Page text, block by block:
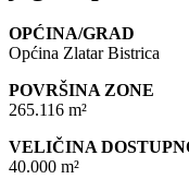
OPĆINA/GRAD
Općina Zlatar Bistrica
POVRŠINA ZONE
265.116 m²
VELIČINA
40.000 m²